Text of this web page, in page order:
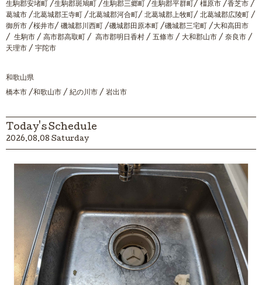
生駒郡安堵町 /生駒郡斑鳩町 /生駒郡三郷町 /生駒郡平群町/ 橿原市 /香芝市 /
葛城市 /北葛城郡王寺町 /北葛城郡河合町/ 北葛城郡上牧町/ 北葛城郡広陵町 /
御所市 /桜井市/ 磯城郡川西町 /磯城郡田原本町 /磯城郡三宅町 /大和高田市
/ 生駒市 / 高市郡高取町 / 高市郡明日香村 / 五條市 / 大和郡山市 / 奈良市 /
天理市 / 宇陀市
和歌山県
橋本市 /和歌山市 / 紀の川市 / 岩出市
Today's Schedule
2026.08.08 Saturday